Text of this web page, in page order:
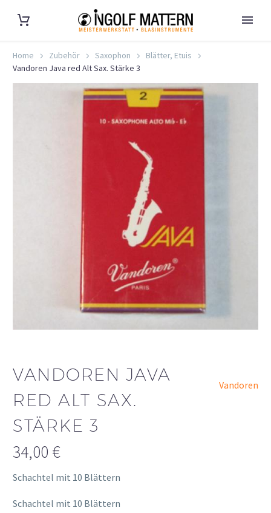
Home Zubehör Saxophon
Blätter, Etuis
Vandoren Java red Alt Sax. Stärke 3
VANDOREN JAVA
RED ALT SAX.
STÄRKE 3
Vandoren
34,00 €
Schachtel mit 10 Blättern
Schachtel mit 10 Blättern